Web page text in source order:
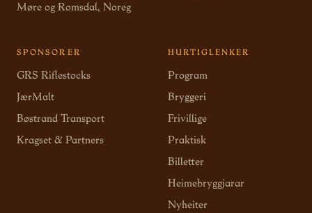
Møre og Romsdal, Noreg
SPONSORER
GRS Riflestocks
JærMalt
Bøstrand Transport
Kragset & Partners
HURTIGLENKER
Program
Bryggeri
Frivillige
Praktisk
Billetter
Heimebryggjarar
Nyheiter